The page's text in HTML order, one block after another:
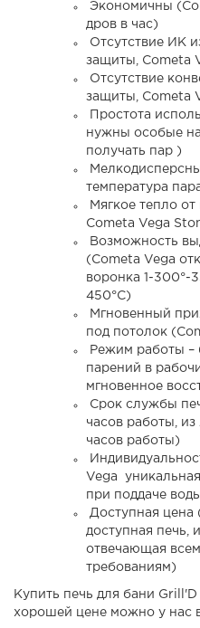
Экономичны
дров в час)
Отсутствие ИК
защиты, Cometa
Отсутствие
защиты, Cometa
Простота
нужны особые
получать пар )
температура
Мягкое тепло от
Cometa Vega
Возможность
(Cometa Vega
воронка 1-300°-
450°С)
Мгновенный
под потолок
Режим работы –
парений в
мгновенное
Срок службы
часов работы,
часов работы)
Vega
при поддаче
Доступная цена
доступная печь,
отвечающая
требованиям)
Купить печь для бани
хорошей цене можно у нас